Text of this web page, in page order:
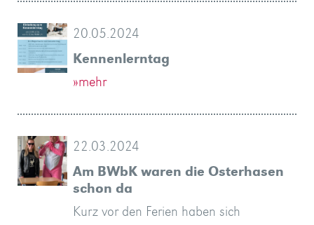
20.05.2024
Kennenlerntag
»mehr
22.03.2024
Am BWbK waren die Osterhasen
schon da
Kurz vor den Ferien haben sich